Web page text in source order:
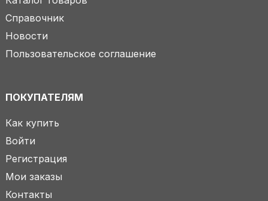
Справочник
Новости
Пользовательское соглашение
ПОКУПАТЕЛЯМ
Как купить
Войти
Регистрация
Мои заказы
Контакты